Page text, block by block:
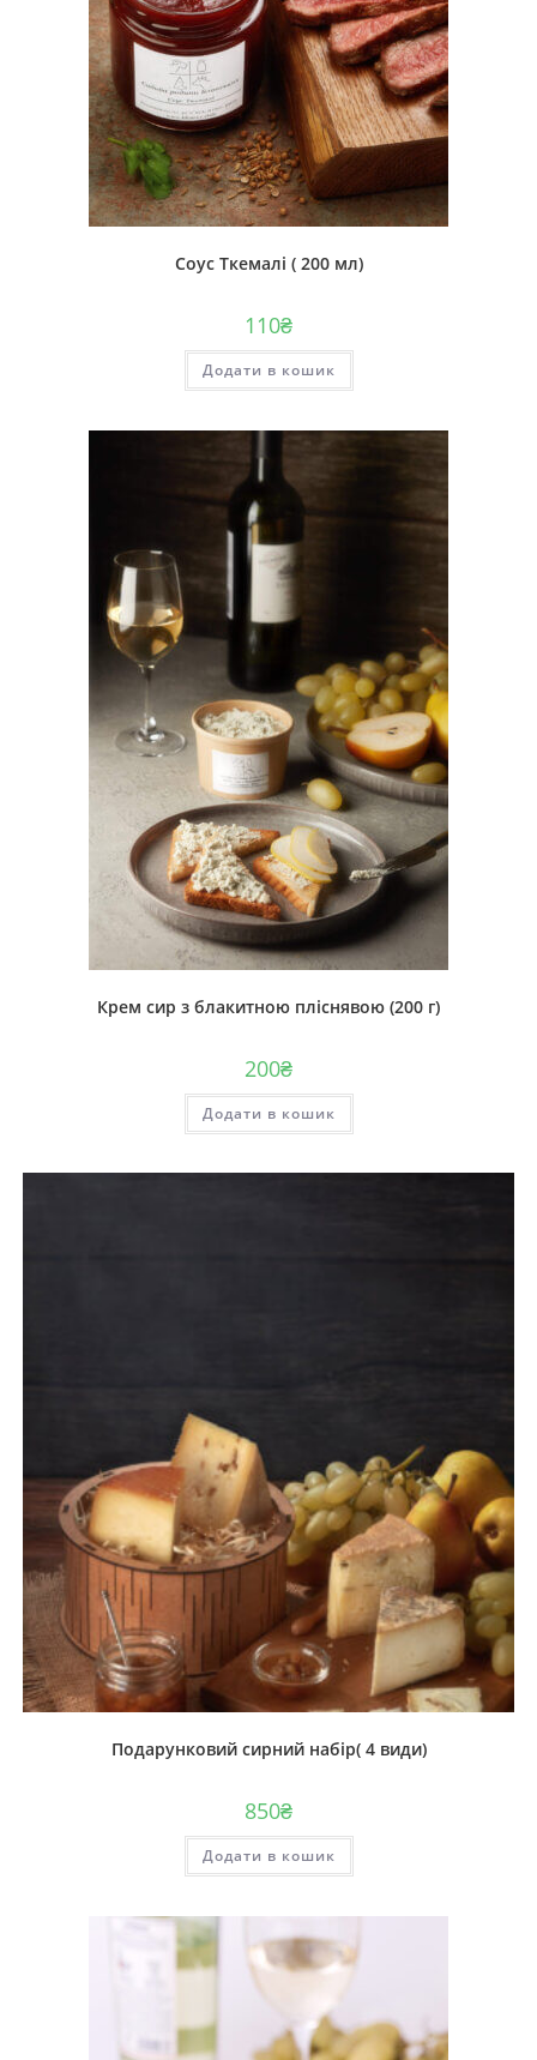
Cоус Ткемалі ( 200 мл)
110₴
Додати в кошик
Крем сир з блакитною пліснявою (200 г)
200₴
Додати в кошик
Подарунковий сирний набір( 4 види)
850₴
Додати в кошик